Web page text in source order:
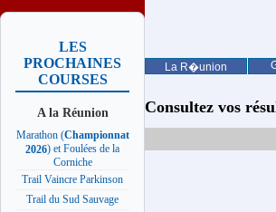
La R�union
LES
PROCHAINES
COURSES
A la Réunion
Marathon (Championnat
2026) et Foulées de la
Corniche
Trail Vaincre Parkinson
Trail du Sud Sauvage
Consultez vos